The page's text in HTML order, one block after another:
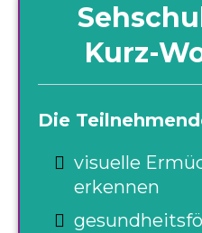
Kurz-
Die
visuelle
erkennen